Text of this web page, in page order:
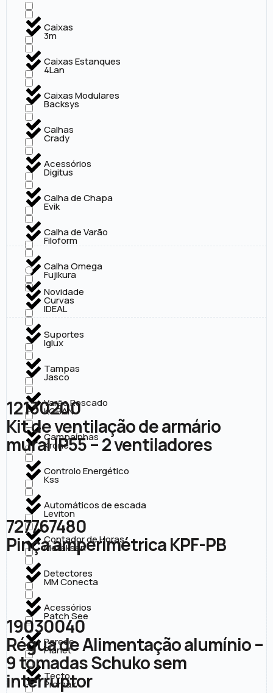
Caixas
Caixas Estanques
Caixas Modulares
Calhas
Acessórios
Calha de Chapa
Calha de Varão
Calha Omega
Curvas
Suportes
Tampas
Varão Roscado
Campaínhas
Controlo Energético
Automáticos de escada
Contador de Horas
Detectores
Acessórios
Parede
Tecto
3m
4Lan
Backsys
Crady
Digitus
Evik
Filoform
Fujikura
IDEAL
Iglux
Jasco
KOBAN
Krone
Kss
Leviton
Metaksan
MM Conecta
Patch See
Planet
Promax
Novidade
12130200
Kit de ventilação de armário
mural IP55 – 2 ventiladores
727767480
Pinça amperimétrica KPF-PB
19030040
Régua de Alimentação alumínio –
9 tomadas Schuko sem
interruptor